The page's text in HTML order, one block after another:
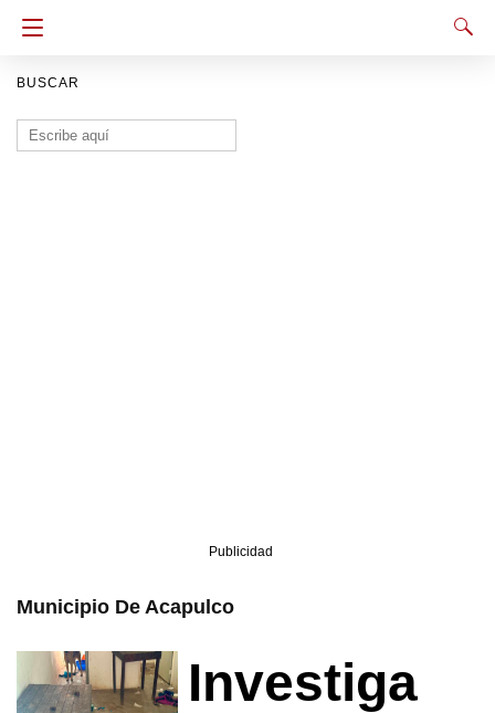
BUSCAR
Buscar:
Publicidad
Municipio De Acapulco
Investiga